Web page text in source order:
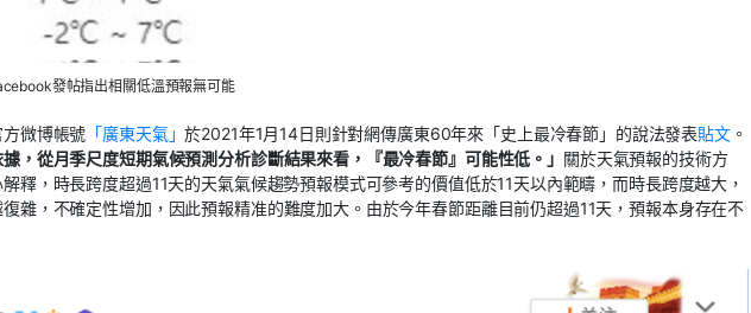
發帖指出相關低溫預報無可能
微博帳號 「廣東天氣」於2021年1月14日則針對網傳廣東60年來「史上最冷春節」的說法發表貼文。
據，從月季尺度短期氣候預測分析診斷結果來看，『最冷春節』可能性低。」 關於天氣預報的技術方
釋，時長跨度超過11天的天氣氣候趨勢預報模式可參考的價值低於11天以內範疇，而時長跨度越大，
雜，不確定性增加，因此預報精准的難度加大。由於今年春節距離目前仍超過11天，預報本身存在不